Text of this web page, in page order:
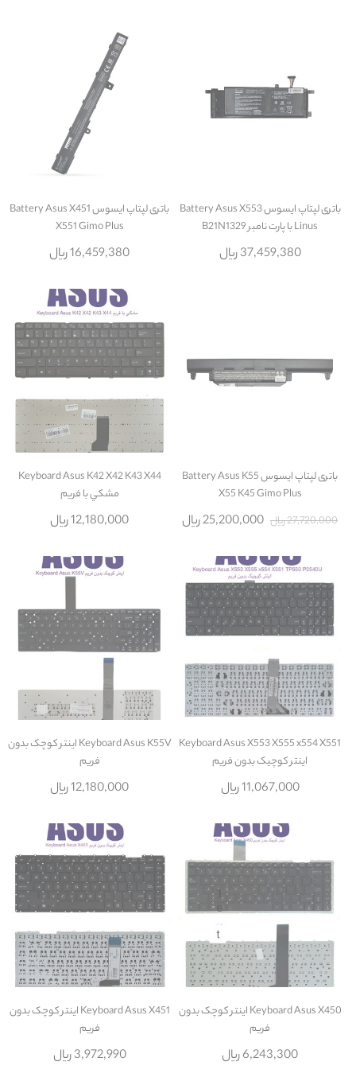
باتری لپتاپ ایسوس Battery Asus X553
Linus با پارت نامبر B21N1329
37,459,380 ریال
باتری لپتاپ ایسوس Battery Asus X451
X551 Gimo Plus
16,459,380 ریال
باتری لپتاپ ایسوس Battery Asus K55
X55 K45 Gimo Plus
27,720,000 ریال
25,200,000 ریال
Keyboard Asus K42 X42 K43 X44
مشکي با فريم
12,180,000 ریال
Keyboard Asus X553 X555 x554 X551
اينتر کوچيک بدون فريم
11,067,000 ریال
Keyboard Asus K55V اينتر کوچک بدون
فريم
12,180,000 ریال
Keyboard Asus X450 اينتر کوچک بدون
فريم
6,243,300 ریال
Keyboard Asus X451 اينتر کوچک بدون
فريم
3,972,990 ریال